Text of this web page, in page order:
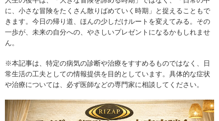
に、小さな冒険をたくさん散りばめていく時期」と捉えることもで
きます。今日の帰り道、ほんの少しだけルートを変えてみる。その
一歩が、未来の自分への、やさしいプレゼントになるかもしれませ
ん。
※本記事は、特定の病気の診断や治療をすすめるものではなく、日
常生活の工夫としての情報提供を目的としています。具体的な症状
や治療については、必ず医師などの専門家に相談してください。